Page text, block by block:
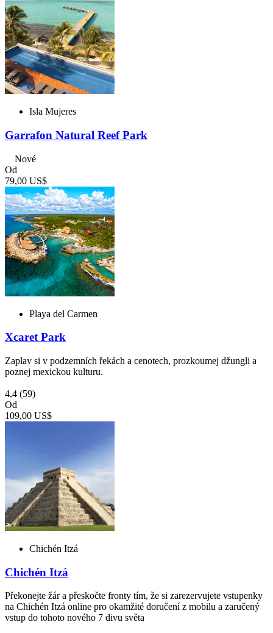
Isla Mujeres
Garrafon Natural Reef Park
Nové
Od
79,00 US$
Playa del Carmen
Xcaret Park
Zaplav si v podzemních řekách a cenotech, prozkoumej džungli a
poznej mexickou kulturu.
4,4 (59)
Od
109,00 US$
Chichén Itzá
Chichén Itzá
Překonejte žár a přeskočte fronty tím, že si zarezervujete vstupenky
na Chichén Itzá online pro okamžité doručení z mobilu a zaručený
vstup do tohoto nového 7 divu světa